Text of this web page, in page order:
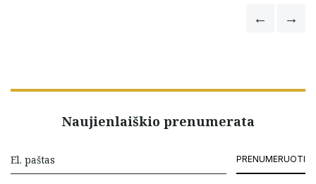
Naujienlaiškio prenumerata
PRENUMERUOTI